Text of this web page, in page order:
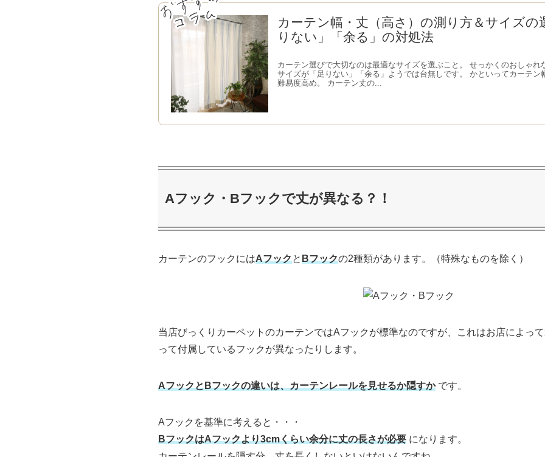
カーテン幅・丈（高さ）の測り方＆サイズの
りない」「余る」の対処法
カーテン選びで大切なのは最適なサイズを選ぶこと。 せっかくのおしゃれ
サイズが「足りない」「余る」ようでは台無しです。 かといってカーテン
難易度高め。 カーテン丈の...
Aフック・Bフックで丈が異なる？！
カーテンのフックにはAフックとBフックの2種類があります。（特殊なものを除く）
当店びっくりカーペットのカーテンではAフックが標準なのですが、これはお店によっ
って付属しているフックが異なったりします。
AフックとBフックの違いは、カーテンレールを見せるか隠すかです。
Aフックを基準に考えると・・・
BフックはAフックより3cmくらい余分に丈の長さが必要になります。